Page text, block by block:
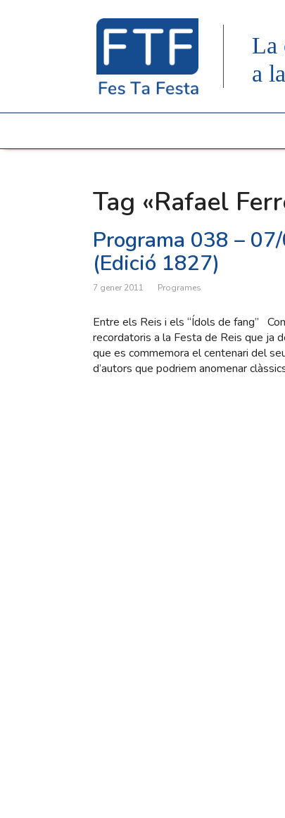
La
a
Tag «Rafael
Programa 038 –
(Edició 1827)
7 gener 2011 Programes
Entre els Reis i els “Ídols de fang”
recordatoris a la Festa de Reis que ja
que es commemora el centenari del
d’autors que podriem anomenar